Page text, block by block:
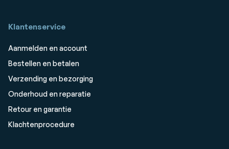
Klantenservice
Aanmelden en account
Bestellen en betalen
Verzending en bezorging
Onderhoud en reparatie
Retour en garantie
Klachtenprocedure